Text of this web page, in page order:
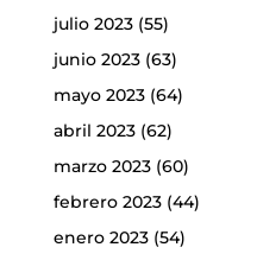
julio 2023(55)
junio 2023(63)
mayo 2023(64)
abril 2023(62)
marzo 2023(60)
febrero 2023(44)
enero 2023(54)